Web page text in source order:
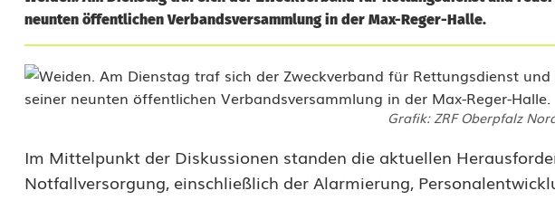
neunten öffentlichen Verbandsversammlung in der Max-Reger-Halle.
Grafik: ZRF Oberpfalz
N
o
Im Mittelpunkt der Diskussionen standen die aktuellen
Notfallversorgung, einschließlich der Alarmierung,